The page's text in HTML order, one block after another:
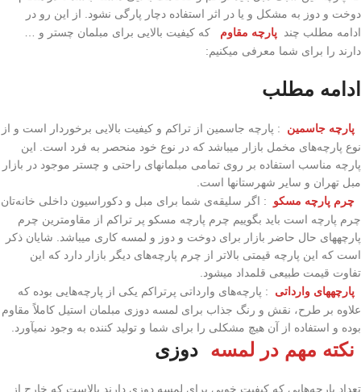
دوخت و دوز به مشکل و یا در اثر استفاده دچار پارگی نشود. از این رو در
ادامه مطلب چند
پارچه مقاوم
که کیفیت بالایی برای مبلمان چستر و …
دارند را برای شما معرفی می­کنیم:
ادامه مطلب
پارچه جاسمین
: پارچه جاسمین از تراکم و کیفیت بالایی برخوردار است و از
نوع پارچه­‌های مخمل بازار می­باشد که در نوع خود منحصر به فرد است. این
پارچه مناسب استفاده بر روی تمامی مبلمان­های راحتی و چستر موجود در بازار
مبل تهران و سایر شهرستان­ها است.
چرم پارچه مسکو
: اگر سلیقه­‌ی شما برای مبل و دکوراسیون داخلی خانه‌­تان
چرم پارچه است باید بگوییم چرم پارچه مسکو پر تراکم از مقاوم­ترین چرم
پارچه­های حال حاضر بازار برای دوخت و دوز و لمسه کاری می­باشد. شایان ذکر
است که این پارچه قیمتی بالاتر از چرم ­پارچه‌­های دیگر بازار دارد که این
تفاوت قیمت طبیعی قلمداد می­شود.
پارچه­های وارداتی
: پارچه‌­های وارداتی پرتراکم یکی از پارچه­‌هایی بوده که
علاوه بر طرح، نقش و رنگ جذاب برای لمسه دوزی مبلمان استیل کاملاً مقاوم
بوده و استفاده از آن هیچ مشکلی را برای شما و تولید کننده به وجود نمی­آورد.
نکته مهم در لمسه دوزی
تعداد پارچه‌­هایی که کیفیت خوبی برای لمسه دوزی دارند بالاست که خارج از